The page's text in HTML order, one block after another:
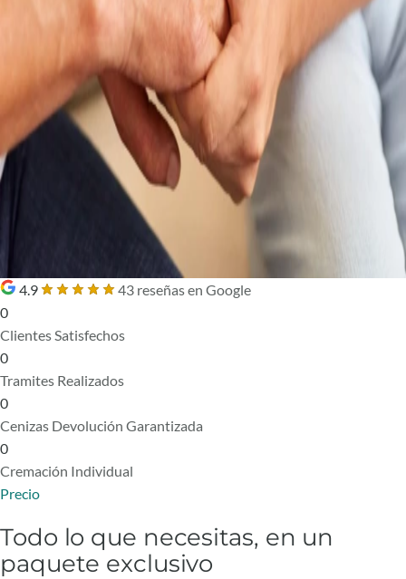
4.9
43 reseñas en Google
0
Clientes Satisfechos
0
Tramites Realizados
0
Cenizas Devolución Garantizada
0
Cremación Individual
Precio
Todo lo que necesitas, en un
paquete exclusivo